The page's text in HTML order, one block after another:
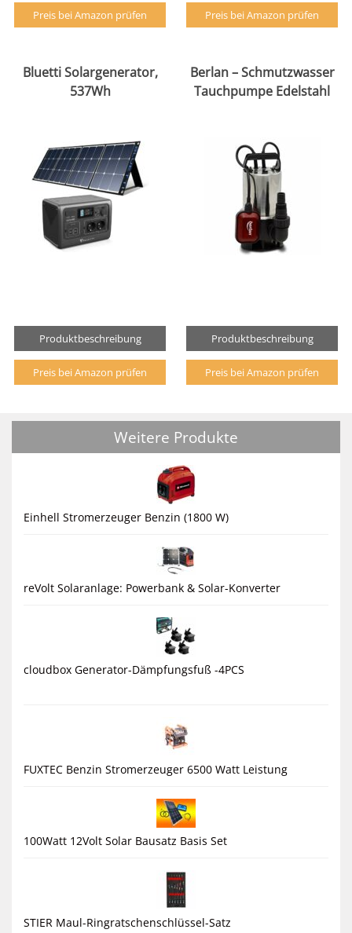
Preis bei Amazon prüfen Preis bei Amazon prüfen
Bluetti Solargenerator,
537Wh
Produktbeschreibung
Preis bei Amazon prüfen
Berlan – Schmutzwasser
Tauchpumpe Edelstahl
Produktbeschreibung
Preis bei Amazon prüfen
Weitere Produkte
Einhell Stromerzeuger Benzin (1800 W)
reVolt Solaranlage: Powerbank & Solar-Konverter
cloudbox Generator-Dämpfungsfuß -4PCS
FUXTEC Benzin Stromerzeuger 6500 Watt Leistung
100Watt 12Volt Solar Bausatz Basis Set
STIER Maul-Ringratschenschlüssel-Satz